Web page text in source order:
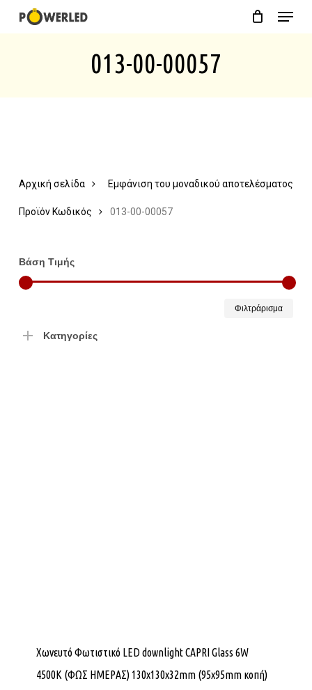
Menu
013-00-00057
Εμφάνιση του μοναδικού αποτελέσματος
Αρχική σελίδα
Προϊόν Κωδικός 013-00-00057
Βάση Τιμής
Φιλτράρισμα
Κατηγορίες
Χωνευτό Φωτιστικό LED downlight CAPRI Glass 6W
4500K (ΦΩΣ ΗΜΕΡΑΣ) 130x130x32mm (95x95mm κοπή)